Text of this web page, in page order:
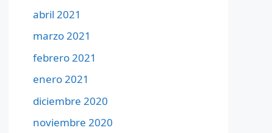
abril 2021
marzo 2021
febrero 2021
enero 2021
diciembre 2020
noviembre 2020